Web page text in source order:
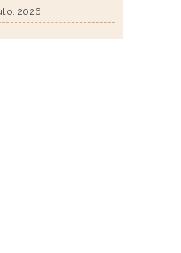
2026